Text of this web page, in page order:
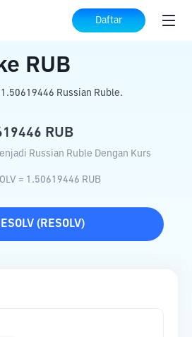
Daftar
RESOLV ke RUB
ke RUB
1.50619446 Russian Ruble.
RUB
Russian Ruble Dengan Kurs
= 1.50619446 RUB
( RESOLV)